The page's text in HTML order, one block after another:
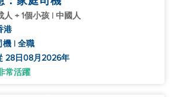
人 + 1個小孩 | 中國人
港
機 | 全職
28日08月2026年
常活躍